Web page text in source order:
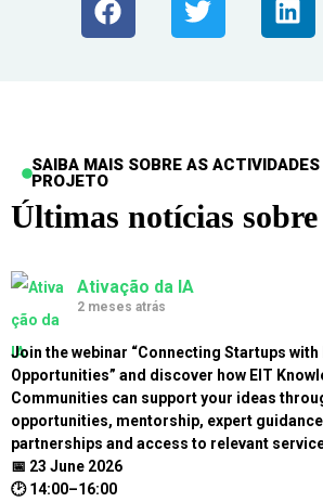
SAIBA MAIS SOBRE AS
PROJETO
Últimas notícias
Ativação da IA
2 meses atrás
Join the webinar “Connecting Startups with
Opportunities” and discover how EIT
Communities can support your ideas
opportunities, mentorship, expert
partnerships and access to relevant
📅 23 June 2026
🕑 14:00–16:00